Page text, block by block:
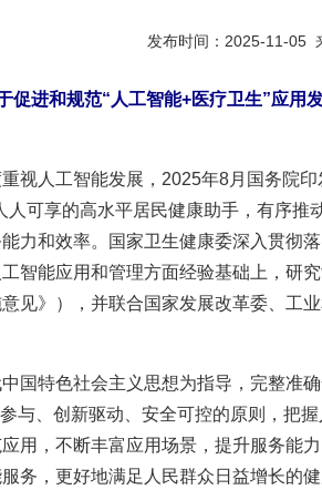
发布时间：2025-11-05
促进和规范“人工智能+医疗卫生”应用
人工智能发展，2025年8月国务院印
人可享的高水平居民健康助手，有序
力和效率。国家卫生健康委深入贯彻
智能应用和管理方面经验基础上，研
见》），并联合国家发展改革委、工
特色社会主义思想为指导，完整准确
与、创新驱动、安全可控的原则，把
用，不断丰富应用场景，提升服务能
务，更好地满足人民群众日益增长的